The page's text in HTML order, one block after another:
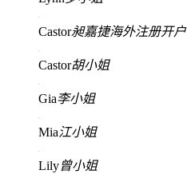
Castor昶嘉捷海外注册开户
Castor胡小姐
Gia李小姐
Mia江小姐
Lily曾小姐